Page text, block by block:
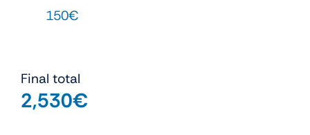
150€
Final total
2,530€